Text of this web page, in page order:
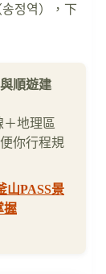
정역），下
順遊建
地理區
你行程規
山PASS景
握